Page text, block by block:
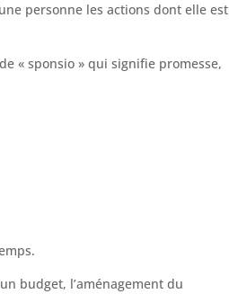
personne les actions dont elle est
« sponsio » qui signifie promesse,
budget, l’aménagement du